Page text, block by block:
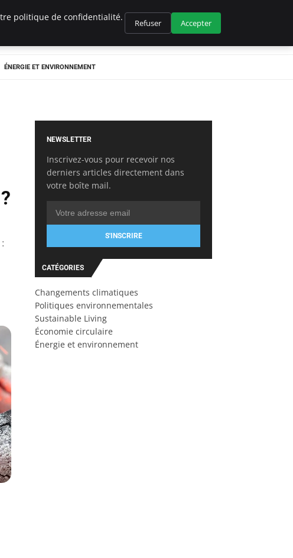
ÉNERGIE ET ENVIRONNEMENT
NEWSLETTER
Inscrivez-vous pour recevoir nos
derniers articles directement dans
votre boîte mail.
S'INSCRIRE
CATÉGORIES
Changements climatiques
Politiques environnementales
Sustainable Living
Économie circulaire
Énergie et environnement
politique de confidentialité.
Refuser Accepter